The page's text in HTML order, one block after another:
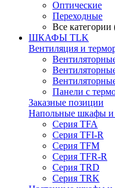
Оптические
Переходные
Все категории
ШКАФЫ TLK
Вентиляция и
Панели с
Заказные позиции
Напольные шкафы и
Серия TFA
Серия TFI-R
Серия TFM
Серия TFR-R
Серия TRD
Серия TRK